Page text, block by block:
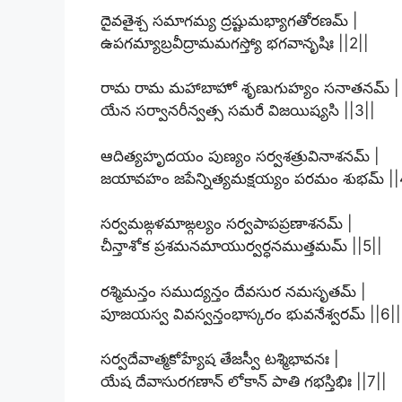
దైవతైశ్చ సమాగమ్య ద్రష్టుమభ్యాగతోరణమ్ |
ఉపగమ్యాబ్రవీద్రామమగస్త్యో భగవానృషిః ||2||
రామ రామ మహాబాహో శృణుగుహ్యం సనాతనమ్ |
యేన సర్వానరీన్వత్స సమరే విజయిష్యసి ||3||
ఆదిత్యహృదయం పుణ్యం సర్వశత్రువినాశనమ్ |
జయావహం జపేన్నిత్యమక్షయ్యం పరమం శుభమ్
సర్వమఙ్గళమాఙ్గల్యం సర్వపాపప్రణాశనమ్ |
చీన్తాశోక ప్రశమనమాయుర్వర్ధనముత్తమమ్ ||5||
రశ్మిమన్తం సముద్యన్తం దేవసుర నమసృతమ్ |
పూజయస్వ వివస్వన్తంభాస్కరం భువనేశ్వరమ్ ||6||
సర్వదేవాత్మకోహ్యేష తేజస్వీ టశ్మిభావనః |
యేష దేవాసురగణాన్ లోకాన్ పాతి గభస్తిభిః ||7||